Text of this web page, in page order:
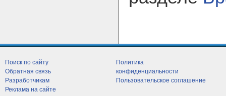
Поиск по сайту
Обратная связь
Разработчикам
Реклама на сайте
Политика
конфиденциальности
Пользовательское соглашение